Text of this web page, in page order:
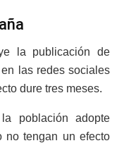
la publicación de
las redes sociales
dure tres meses.
población adopte
no tengan un efecto